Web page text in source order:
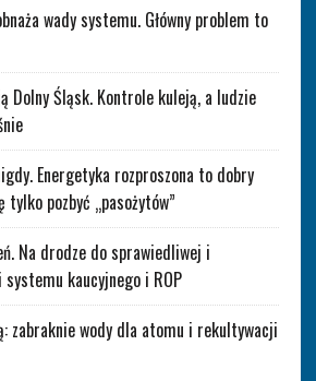
wady systemu. Główny problem to
Dolny Śląsk. Kontrole kuleją, a ludzie
Energetyka rozproszona to dobry
pozbyć „pasożytów”
Na drodze do sprawiedliwej i
kaucyjnego i ROP
zabraknie wody dla atomu i rekultywacji